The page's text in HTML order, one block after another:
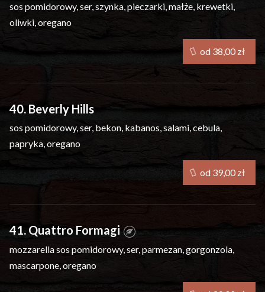
sos pomidorowy, ser, szynka, pieczarki, małże, krewetki,
oliwki, oregano
40. Beverly Hills
sos pomidorowy, ser, bekon, kabanos, salami, cebula,
papryka, oregano
41. Quattro Formagi
mozzarellasos pomidorowy, ser, parmezan, gorgonzola,
mascarpone, oregano